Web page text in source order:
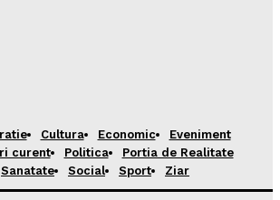
Cultura Economic
Eveniment
curent
Politica
Portia de Realitate
Sanatate
Social Sport Ziar